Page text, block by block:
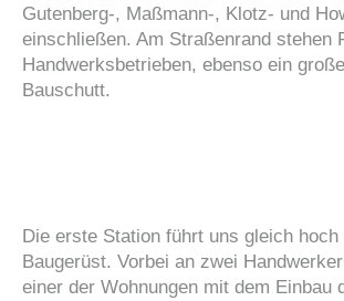
Gutenberg-, Maßmann-, Klotz- und
einschließen. Am Straßenrand stehen
Handwerksbetrieben, ebenso ein
Bauschutt.
Die erste Station führt uns gleich hoch
Baugerüst. Vorbei an zwei
einer der Wohnungen mit dem Einbau